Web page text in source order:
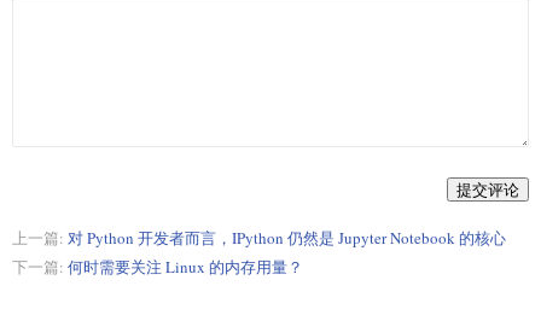
提交评论
上一篇: 对 Python 开发者而言，IPython 仍然是 Jupyter Notebook 的核心
下一篇: 何时需要关注 Linux 的内存用量？